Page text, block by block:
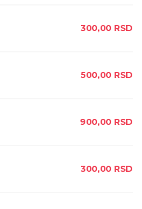
300,00 RSD
500,00 RSD
900,00 RSD
300,00 RSD